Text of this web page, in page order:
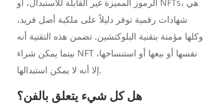
الرموز المميزة غير القابلة للاستبدال، أو NFTs، هي
شهادات رقمية توفر دليلاً على ملكية أصل فريد،
وكلها مؤمنة بتقنية البلوكتشين. تضمن هذه التقنية أنه
بينما يمكن شراء NFT نفسها أو بيعها أو استنساخها،
إلا أنه لا يمكن استبدالها.
هل كل شيء يتعلق بالفن؟